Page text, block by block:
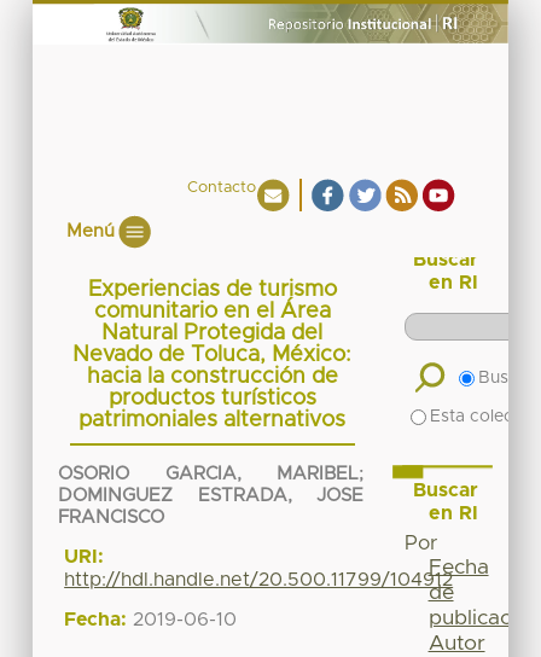
Contacto
Menú
Experiencias de turismo
comunitario en el Área
Natural Protegida del
Nevado de Toluca, México:
hacia la construcción de
productos turísticos
patrimoniales alternativos
OSORIO GARCIA, MARIBEL;
DOMINGUEZ ESTRADA, JOSE
FRANCISCO
URI:
http://hdl.handle.net/20.500.11799/104912
Fecha: 2019-06-10
Buscar
en RI
Buscar
Esta
Buscar
en RI
Por
Fecha
de
publicación
Autor